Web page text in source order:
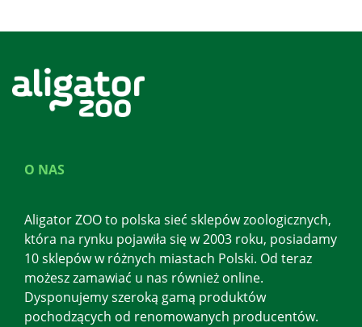
O NAS
Aligator ZOO to polska sieć sklepów zoologicznych,
która na rynku pojawiła się w 2003 roku, posiadamy
10 sklepów w różnych miastach Polski. Od teraz
możesz zamawiać u nas również online.
Dysponujemy szeroką gamą produktów
pochodzących od renomowanych producentów.